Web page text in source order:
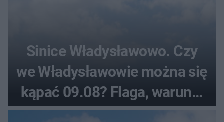
Sinice Władysławowo. Czy
we Władysławowie można się
kąpać 09.08? Flaga, warunki
pogodowe